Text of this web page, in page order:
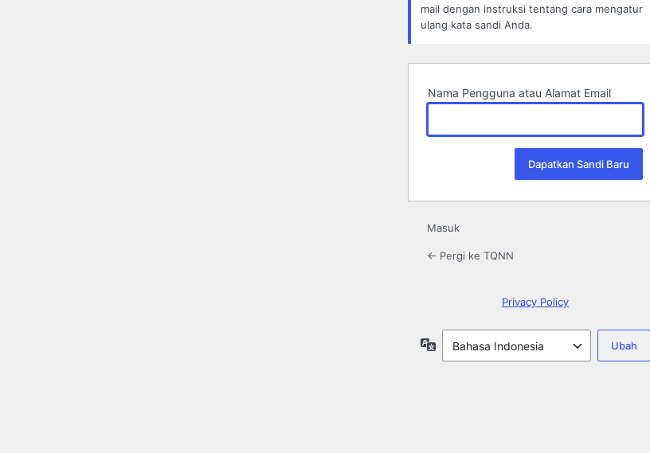
mail dengan instruksi tentang cara mengatur
ulang kata sandi Anda.
Nama Pengguna atau Alamat Email
Masuk
← Pergi ke TQNN
Privacy Policy
Bahasa